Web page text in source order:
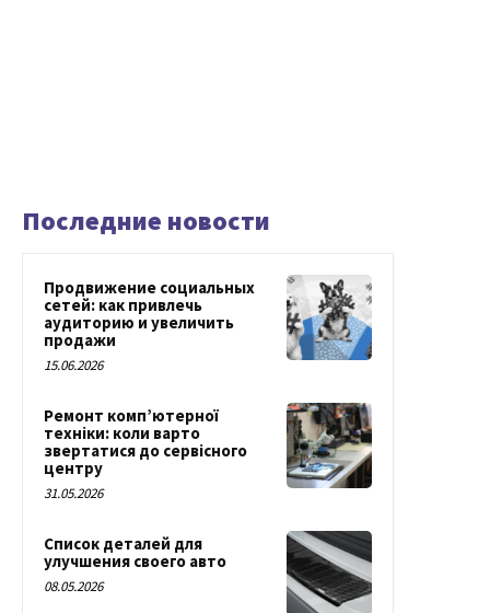
Последние новости
Продвижение социальных
сетей: как привлечь
аудиторию и увеличить
продажи
15.06.2026
Ремонт комп’ютерної
техніки: коли варто
звертатися до сервісного
центру
31.05.2026
Список деталей для
улучшения своего авто
08.05.2026